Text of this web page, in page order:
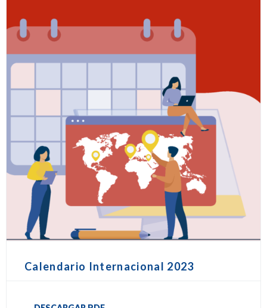
Calendario Internacional 2023